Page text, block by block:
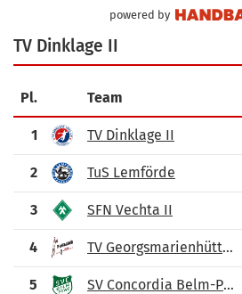
powered by
TV Dinklage II
Pl. Team
1 TV Dinklage II
2 TuS Lemförde
3 SFN Vechta II
4 TV Georgsmarienhütte II
5 SV Concordia Belm-Powe e.V.